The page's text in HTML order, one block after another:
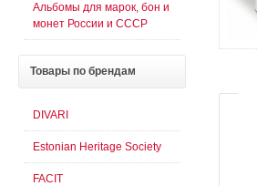
Альбомы для марок, бон и
монет России и СССР
Товары по брендам
DIVARI
Estonian Heritage Society
FACIT